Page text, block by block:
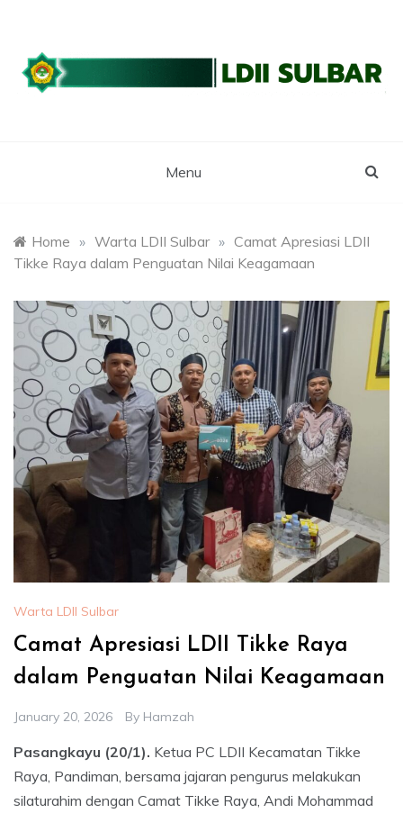
content
BARAT
Menu
Home » Warta LDII Sulbar » Camat Apresiasi LDII
Tikke Raya dalam Penguatan Nilai Keagamaan
Warta LDII Sulbar
Camat Apresiasi LDII Tikke Raya
dalam Penguatan Nilai Keagamaan
January 20, 2026 By Hamzah
Pasangkayu (20/1). Ketua PC LDII Kecamatan Tikke
Raya, Pandiman, bersama jajaran pengurus melakukan
silaturahim dengan Camat Tikke Raya, Andi Mohammad